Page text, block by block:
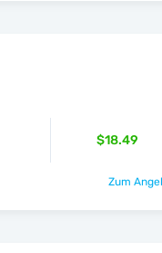
$18.49
Zum